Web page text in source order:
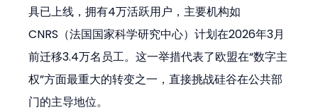
具已上线，拥有4万活跃用户，主要机构如
CNRS（法国国家科学研究中心）计划在2026年3月
前迁移3.4万名员工。这一举措代表了欧盟在“数字主
权”方面最重大的转变之一，直接挑战硅谷在公共部
门的主导地位。